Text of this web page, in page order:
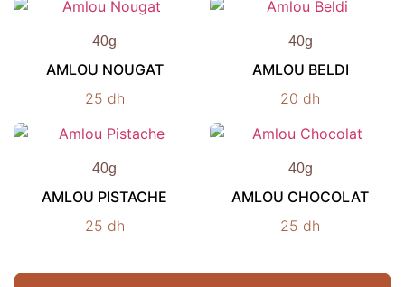
40g
AMLOU NOUGAT
25 dh
40g
AMLOU BELDI
20 dh
40g
AMLOU PISTACHE
25 dh
40g
AMLOU CHOCOLAT
25 dh